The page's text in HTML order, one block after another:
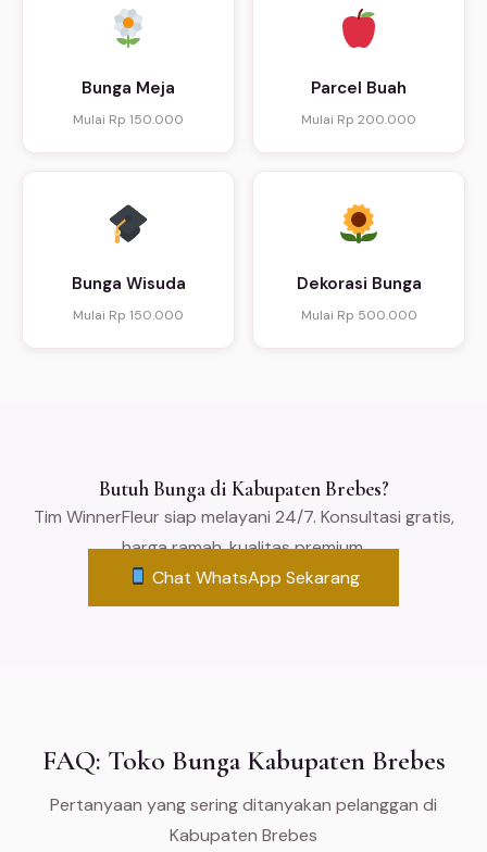
Bunga Meja
Mulai Rp 150.000
Parcel Buah
Mulai Rp 200.000
Bunga Wisuda
Mulai Rp 150.000
Dekorasi Bunga
Mulai Rp 500.000
Butuh Bunga di Kabupaten Brebes?
Tim WinnerFleur siap melayani 24/7. Konsultasi gratis,
harga ramah, kualitas premium.
Chat WhatsApp Sekarang
FAQ: Toko Bunga Kabupaten Brebes
Pertanyaan yang sering ditanyakan pelanggan di
Kabupaten Brebes